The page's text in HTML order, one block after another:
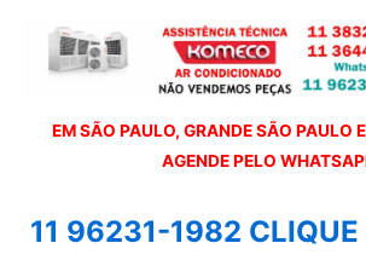
EM SÃO PAULO, GRANDE SÃO PAULO
AGENDE PELO
11 96231-1982 CLIQUE